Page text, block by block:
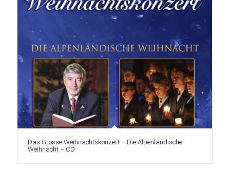
Das Grosse Weihnachtskonzert – Die Alpenländische
Weihnacht – CD